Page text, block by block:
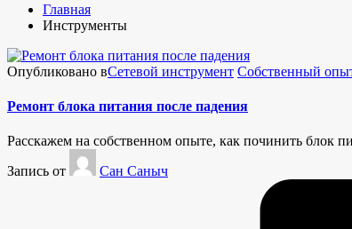
Главная
Инструменты
Опубликовано вСетевой инструмент Собственный
Ремонт блока питания после падения
Расскажем на собственном опыте, как починить блок
Запись от
Сан Саныч